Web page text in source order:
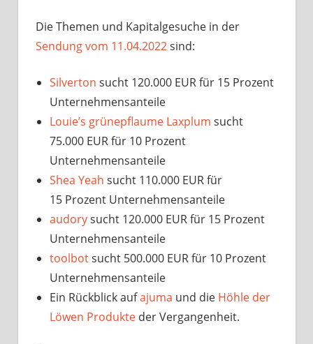
Die Themen und Kapitalgesuche in der
Sendung vom 11.04.2022sind:
Silverton sucht 120.000 EUR für 15 Prozent
Unternehmensanteile
Louie’s grünepflaume Laxplum sucht
75.000 EUR für 10 Prozent
Unternehmensanteile
Shea Yeah sucht 110.000 EUR für
15 Prozent Unternehmensanteile
audorysucht 120.000 EUR für 15 Prozent
Unternehmensanteile
toolbotsucht 500.000 EUR für 10 Prozent
Unternehmensanteile
Ein Rückblick aufajuma und die Höhle der
Löwen Produkte der Vergangenheit.